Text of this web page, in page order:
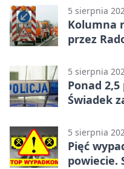
5 sierpnia
Kolumna
przez
5 sierpnia
Ponad
Świadek
5 sierpnia
Pięć
powiecie.